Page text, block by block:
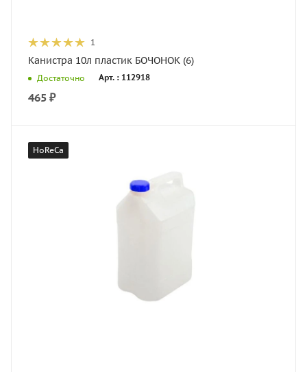
1
Канистра 10л пластик БОЧОНОК (6)
Достаточно Арт. : 112918
465 ₽
HoReCa